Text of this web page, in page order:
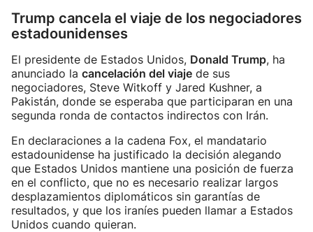
Trump cancela el viaje de los negociadores
estadounidenses
El presidente de Estados Unidos, Donald Trump, ha
anunciado la cancelación del viaje de sus
negociadores, Steve Witkoff y Jared Kushner, a
Pakistán, donde se esperaba que participaran en una
segunda ronda de contactos indirectos con Irán.
En declaraciones a la cadena Fox, el mandatario
estadounidense ha justificado la decisión alegando
que Estados Unidos mantiene una posición de fuerza
en el conflicto, que no es necesario realizar largos
desplazamientos diplomáticos sin garantías de
resultados, y que los iraníes pueden llamar a Estados
Unidos cuando quieran.